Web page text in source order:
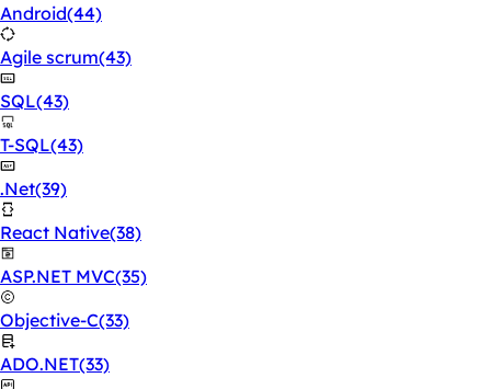
Android(44)
Agile scrum(43)
SQL(43)
T-SQL(43)
.Net(39)
React Native(38)
ASP.NET MVC(35)
Objective-C(33)
ADO.NET(33)